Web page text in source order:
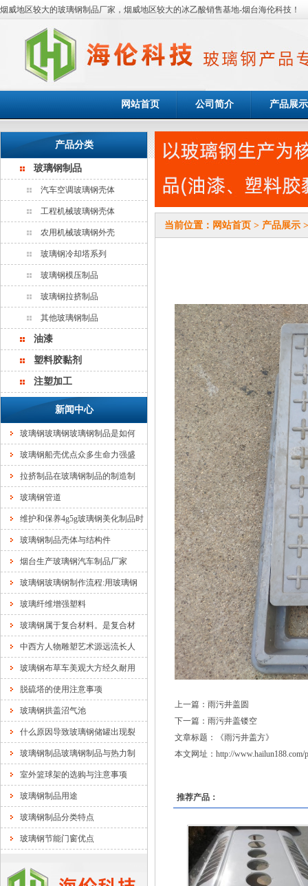
烟威地区较大的玻璃钢制品厂家，烟威地区较大的冰乙酸销售基地-烟台海伦科技！
网站首页 公司简介 产品展示
产品分类
玻璃钢制品
汽车空调玻璃钢壳体
工程机械玻璃钢壳体
农用机械玻璃钢外壳
玻璃钢冷却塔系列
玻璃钢模压制品
玻璃钢拉挤制品
其他玻璃钢制品
油漆
塑料胶黏剂
注塑加工
新闻中心
玻璃钢玻璃钢玻璃钢制品是如何
玻璃钢船壳优点众多生命力强盛
拉挤制品在玻璃钢制品的制造制
玻璃钢管道
维护和保养4g5g玻璃钢美化制品时
玻璃钢制品壳体与结构件
烟台生产玻璃钢汽车制品厂家
玻璃钢玻璃钢制作流程:用玻璃钢
玻璃纤维增强塑料
玻璃钢属于复合材料。是复合材
中西方人物雕塑艺术源远流长人
玻璃钢布草车美观大方经久耐用
脱硫塔的使用注意事项
玻璃钢拱盖沼气池
什么原因导致玻璃钢储罐出现裂
玻璃钢制品玻璃钢制品与热力制
室外篮球架的选购与注意事项
玻璃钢制品用途
玻璃钢制品分类特点
玻璃钢节能门窗优点
当前位置： 网站首页 > 产品展示
上一篇： 雨污井盖圆
下一篇： 雨污井盖镂空
文章标题：《雨污井盖方》
本文网址： http://www.hailun188.com/
推荐产品：